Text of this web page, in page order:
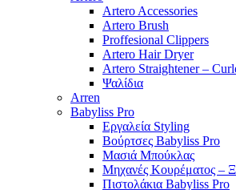
Artero Accessories
Artero Brush
Proffesional Clippers
Artero Hair Dryer
Artero Straightener –
Ψαλίδια
Arren
Babyliss Pro
Εργαλεία Styling
Βούρτσες Babyliss Pro
Μασιά Μπούκλας
Μηχανές Κουρέματος –
Πιστολάκια Babyliss Pro